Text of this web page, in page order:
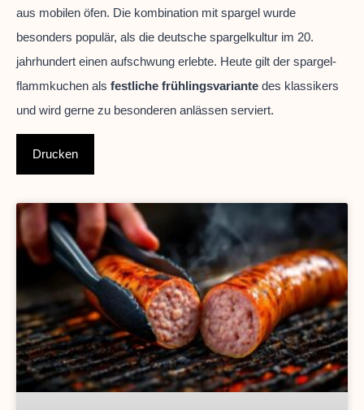
aus mobilen öfen. Die kombination mit spargel wurde
besonders populär, als die deutsche spargelkultur im 20.
jahrhundert einen aufschwung erlebte. Heute gilt der spargel-
flammkuchen als festliche frühlingsvariante des klassikers
und wird gerne zu besonderen anlässen serviert.
Drucken